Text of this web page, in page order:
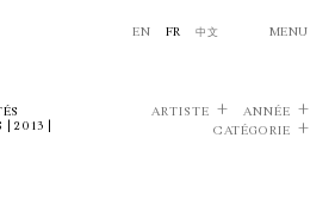
EN FR 中文 MENU
2013 |
ARTISTE
ANNÉE
CATÉGORIE